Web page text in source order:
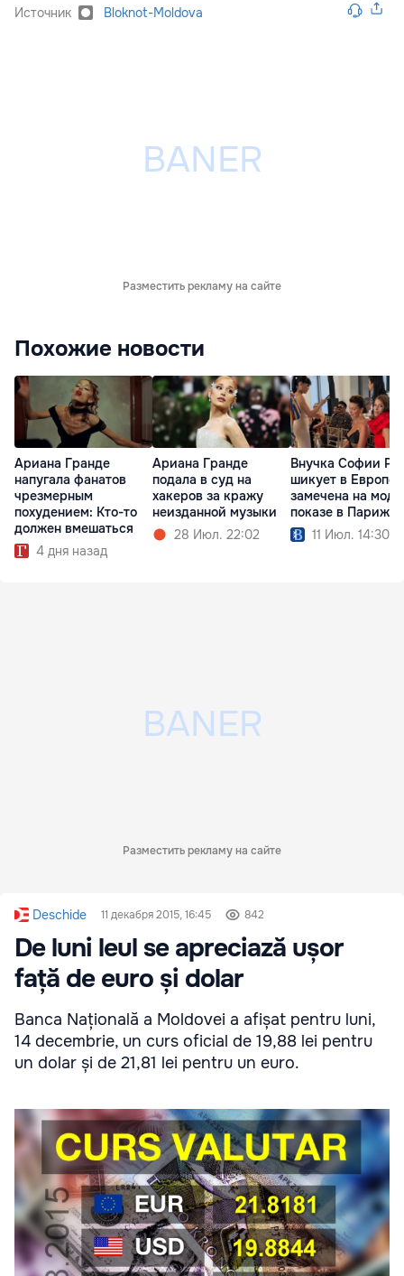
Источник Bloknot-Moldova
Разместить рекламу на сайте
Похожие новости
Ариана Гранде
напугала фанатов
чрезмерным
похудением: Кто-то
должен вмешаться
4 дня назад
Ариана Гранде
подала в суд на
хакеров за кражу
неизданной музыки
28 Июл. 22:02
Внучка Софии
шикует в Европе:
замечена на
показе в Париже
11 Июл. 14:30
Разместить рекламу на сайте
Deschide 11 декабря 2015, 16:45 842
De luni leul se apreciază ușor
față de euro și dolar
Banca Națională a Moldovei a afișat pentru luni,
14 decembrie, un curs oficial de 19,88 lei pentru
un dolar și de 21,81 lei pentru un euro.